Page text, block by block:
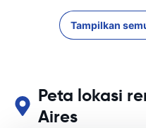
Tampilkan
Peta lokasi
Aires